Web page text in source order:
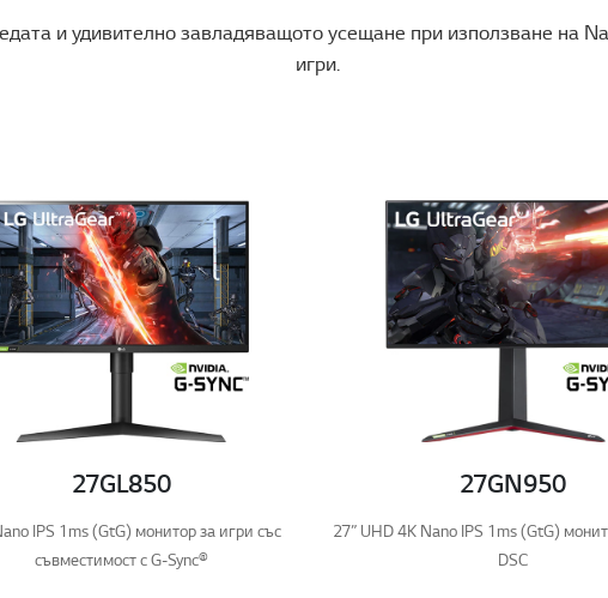
и удивително завладяващото усещане при използване на
игри.
27GL850
IPS 1ms (GtG) монитор за игри със
съвместимост с G-Sync®
27GN950
27” UHD 4K Nano IPS 1ms (GtG)
DSC